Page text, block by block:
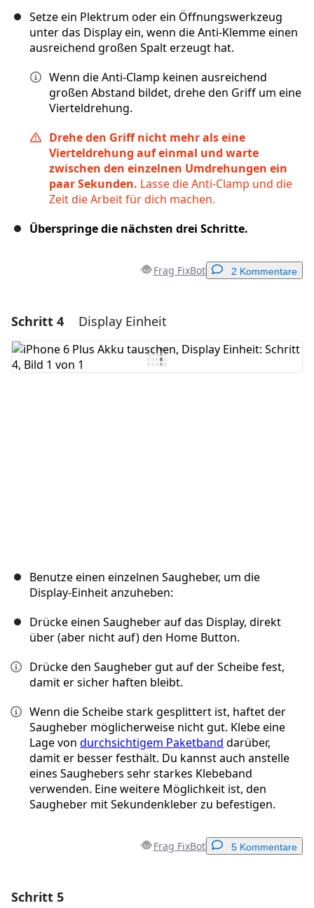
Setze ein Plektrum oder ein Öffnungswerkzeug
unter das Display ein, wenn die Anti-Klemme einen
ausreichend großen Spalt erzeugt hat.
Wenn die Anti-Clamp keinen ausreichend
großen Abstand bildet, drehe den Griff um eine
Vierteldrehung.
Drehe den Griff nicht mehr als eine
Vierteldrehung auf einmal und warte
zwischen den einzelnen Umdrehungen ein
paar Sekunden. Lasse die Anti-Clamp und die
Zeit die Arbeit für dich machen.
Überspringe die nächsten drei Schritte.
Frag FixBot 2 Kommentare
Einen Kommentar hinzufügen
Kommentar hinzufügen
Schritt 4 Display Einheit
Benutze einen einzelnen Saugheber, um die
Display-Einheit anzuheben:
Drücke einen Saugheber auf das Display, direkt
über (aber nicht auf) den Home Button.
Drücke den Saugheber gut auf der Scheibe fest,
damit er sicher haften bleibt.
Wenn die Scheibe stark gesplittert ist, haftet der
Saugheber möglicherweise nicht gut. Klebe eine
Lage von durchsichtigem Paketband darüber,
damit er besser festhält. Du kannst auch anstelle
eines Saughebers sehr starkes Klebeband
verwenden. Eine weitere Möglichkeit ist, den
Saugheber mit Sekundenkleber zu befestigen.
Frag FixBot 5 Kommentare
Schritt 5